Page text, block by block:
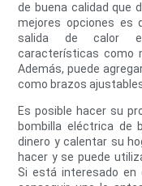
de buena calidad que
mejores opciones es
salida de calor
características como
Además, puede
como brazos
Es posible hacer su
bombilla eléctrica de
dinero y calentar su
hacer y se puede
Si está interesado en